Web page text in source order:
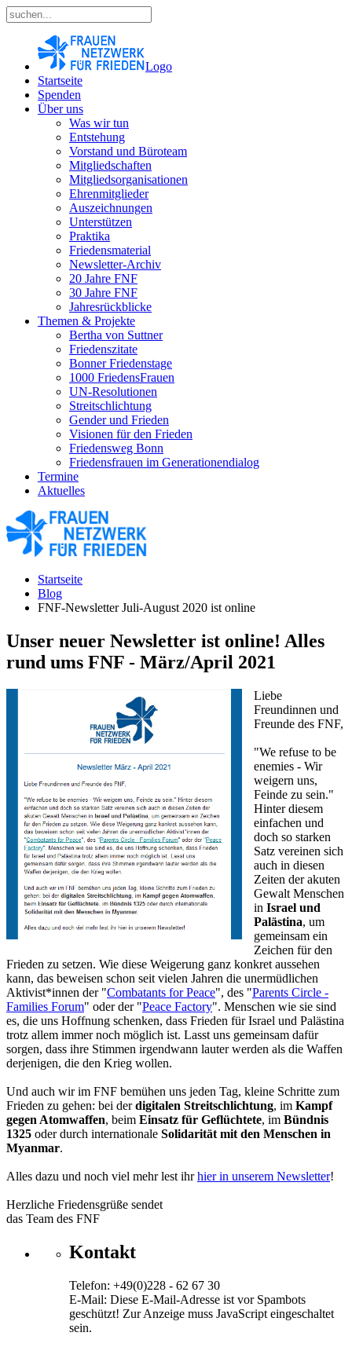
Logo
Startseite
Spenden
Über uns
Was wir tun
Entstehung
Vorstand und Büroteam
Mitgliedschaften
Mitgliedsorganisationen
Ehrenmitglieder
Auszeichnungen
Unterstützen
Praktika
Friedensmaterial
Newsletter-Archiv
20 Jahre FNF
30 Jahre FNF
Jahresrückblicke
Themen & Projekte
Bertha von Suttner
Friedenszitate
Bonner Friedenstage
1000 FriedensFrauen
UN-Resolutionen
Streitschlichtung
Gender und Frieden
Visionen für den Frieden
Friedensweg Bonn
Friedensfrauen im Generationendialog
Termine
Aktuelles
Startseite
Blog
FNF-Newsletter Juli-August 2020 ist online
Unser neuer Newsletter ist online! Alles
rund ums FNF - März/April 2021
Liebe
Freundinnen und
Freunde des FNF,
"We refuse to be
enemies - Wir
weigern uns,
Feinde zu sein."
Hinter diesem
einfachen und
doch so starken
Satz vereinen sich
auch in diesen
Zeiten der akuten
Gewalt Menschen
in Israel und
Palästina, um
gemeinsam ein
Zeichen für den
Frieden zu setzen. Wie diese Weigerung ganz konkret aussehen
kann, das beweisen schon seit vielen Jahren die unermüdlichen
Aktivist*innen der "Combatants for Peace", des "Parents Circle -
Families Forum" oder der "Peace Factory". Menschen wie sie sind
es, die uns Hoffnung schenken, dass Frieden für Israel und Palästina
trotz allem immer noch möglich ist. Lasst uns gemeinsam dafür
sorgen, dass ihre Stimmen irgendwann lauter werden als die Waffen
derjenigen, die den Krieg wollen.
Und auch wir im FNF bemühen uns jeden Tag, kleine Schritte zum
Frieden zu gehen: bei derdigitalen Streitschlichtung, im Kampf
gegen Atomwaffen, beim Einsatz für Geflüchtete, im Bündnis
1325 oder durch internationale Solidarität mit den Menschen in
Myanmar.
Alles dazu und noch viel mehr lest ihrhier in unserem Newsletter!
Herzliche Friedensgrüße sendet
das Team des FNF
Kontakt
Telefon: +49(0)228 - 62 67 30
E-Mail: Diese E-Mail-Adresse ist vor Spambots
geschützt! Zur Anzeige muss JavaScript eingeschaltet
sein.